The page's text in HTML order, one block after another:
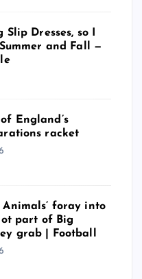
Dresses, so I
and Fall —
England’s
racket
foray into
part of Big
grab | Football